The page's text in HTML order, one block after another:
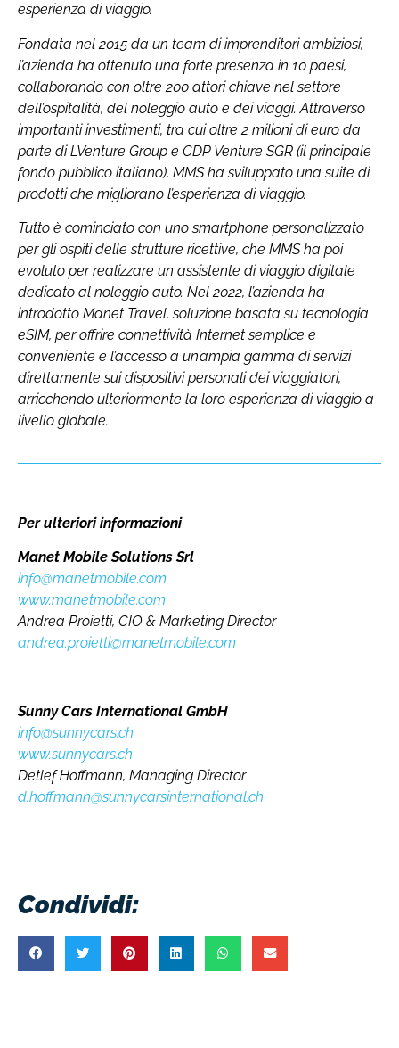
esperienza di viaggio.
Fondata nel 2015 da un team di imprenditori ambiziosi,
l’azienda ha ottenuto una forte presenza in 10 paesi,
collaborando con oltre 200 attori chiave nel settore
dell’ospitalità, del noleggio auto e dei viaggi. Attraverso
importanti investimenti, tra cui oltre 2 milioni di euro da
parte di LVenture Group e CDP Venture SGR (il principale
fondo pubblico italiano), MMS ha sviluppato una suite di
prodotti che migliorano l’esperienza di viaggio.
Tutto è cominciato con uno smartphone personalizzato
per gli ospiti delle strutture ricettive, che MMS ha poi
evoluto per realizzare un assistente di viaggio digitale
dedicato al noleggio auto. Nel 2022, l’azienda ha
introdotto Manet Travel, soluzione basata su tecnologia
eSIM, per offrire connettività Internet semplice e
conveniente e l’accesso a un’ampia gamma di servizi
direttamente sui dispositivi personali dei viaggiatori,
arricchendo ulteriormente la loro esperienza di viaggio a
livello globale.
Per ulteriori informazioni
Manet Mobile Solutions Srl
info@manetmobile.com
www.manetmobile.com
Andrea Proietti, CIO & Marketing Director
andrea.proietti@manetmobile.com
Sunny Cars International GmbH
info@sunnycars.ch
www.sunnycars.ch
Detlef Hoffmann, Managing Director
d.hoffmann@sunnycarsinternational.ch
Condividi: